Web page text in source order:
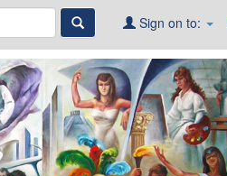
Sign on to: